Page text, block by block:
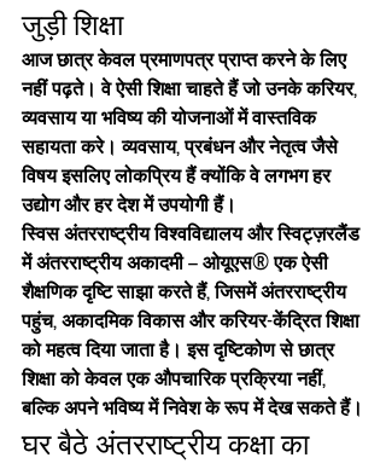
जुड़ी शिक्षा
आज छात्र केवल प्रमाणपत्र प्राप्त करने के लिए
नहीं पढ़ते। वे ऐसी शिक्षा चाहते हैं जो उनके करियर,
व्यवसाय या भविष्य की योजनाओं में वास्तविक
सहायता करे। व्यवसाय, प्रबंधन और नेतृत्व जैसे
विषय इसलिए लोकप्रिय हैं क्योंकि वे लगभग हर
उद्योग और हर देश में उपयोगी हैं।
स्विस अंतरराष्ट्रीय विश्वविद्यालय और स्विट्ज़रलैंड
में अंतरराष्ट्रीय अकादमी – ओयूएस® एक ऐसी
शैक्षणिक दृष्टि साझा करते हैं, जिसमें अंतरराष्ट्रीय
पहुंच, अकादमिक विकास और करियर-केंद्रित शिक्षा
को महत्व दिया जाता है। इस दृष्टिकोण से छात्र
शिक्षा को केवल एक औपचारिक प्रक्रिया नहीं,
बल्कि अपने भविष्य में निवेश के रूप में देख सकते हैं।
घर बैठे अंतरराष्ट्रीय कक्षा का